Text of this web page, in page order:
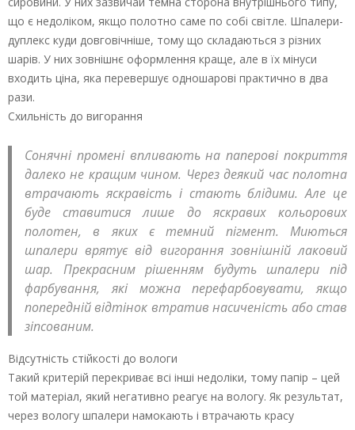
що є недоліком, якщо полотно саме по собі світле. Шпалери-
дуплекс куди довговічніше, тому що складаються з різних
шарів. У них зовнішнє оформлення краще, але в їх мінуси
входить ціна, яка перевершує одношарові практично в два
рази.
Схильність до вигорання
Сонячні промені впливають на паперові покриття
далеко не кращим чином. Через деякий час полотна
втрачають яскравість і стають блідими. Але це
буде ставитися лише до яскравих кольорових
полотен, в яких є темний пігмент. Миються
шпалери врятує від вигорання зовнішній лаковий
шар. Прекрасним рішенням будуть шпалери під
фарбування, які можна перефарбовувати, якщо
попередній відтінок втратив насиченість або став
зіпсованим.
Відсутність стійкості до вологи
Такий критерій перекриває всі інші недоліки, тому папір – цей
той матеріал, який негативно реагує на вологу. Як результат,
через вологу шпалери намокають і втрачають красу